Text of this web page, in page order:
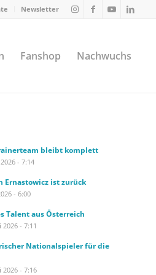
Newsletter
Fanshop Nachwuchs
bleibt komplett
- 7:14
Ernastowicz ist zurück
- 6:00
Talent aus Österreich
2026 - 7:11
Nationalspieler für die
2026 - 7:16